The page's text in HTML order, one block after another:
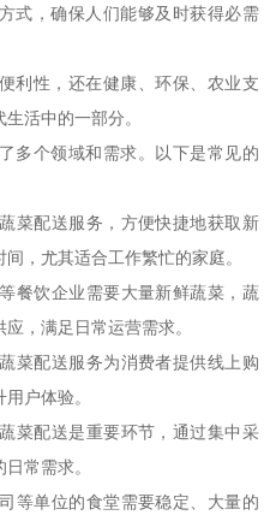
式，确保人们能够及时获得必需
利性，还在健康、环保、农业支
活中的一部分。
多个领域和需求。以下是常见的
菜配送服务，方便快捷地获取新
，尤其适合工作繁忙的家庭。
餐饮企业需要大量新鲜蔬菜，蔬
，满足日常运营需求。
菜配送服务为消费者提供线上购
户体验。
菜配送是重要环节，通过集中采
常需求。
等单位的食堂需要稳定、大量的